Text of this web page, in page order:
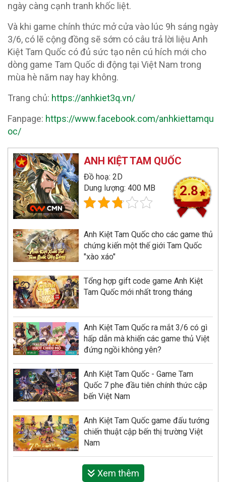
ngày càng cạnh tranh khốc liệt.
Và khi game chính thức mở cửa vào lúc 9h sáng ngày
3/6, có lẽ cộng đồng sẽ sớm có câu trả lời liệu Anh
Kiệt Tam Quốc có đủ sức tạo nên cú hích mới cho
dòng game Tam Quốc di động tại Việt Nam trong
mùa hè năm nay hay không.
Trang chủ: https://anhkiet3q.vn/
Fanpage: https://www.facebook.com/anhkiettamqu
oc/
ANH KIỆT TAM QUỐC
Đồ hoạ: 2D
Dung lượng: 400 MB
2.8
Anh Kiệt Tam Quốc cho các game thủ
chứng kiến một thế giới Tam Quốc
"xào xáo"
Tổng hợp gift code game Anh Kiệt
Tam Quốc mới nhất trong tháng
Anh Kiệt Tam Quốc ra mắt 3/6 có gì
hấp dẫn mà khiến các game thủ Việt
đứng ngồi không yên?
Anh Kiệt Tam Quốc - Game Tam
Quốc 7 phe đầu tiên chính thức cập
bến Việt Nam
Anh Kiệt Tam Quốc game đấu tướng
chiến thuật cập bến thị trường Việt
Nam
Xem thêm